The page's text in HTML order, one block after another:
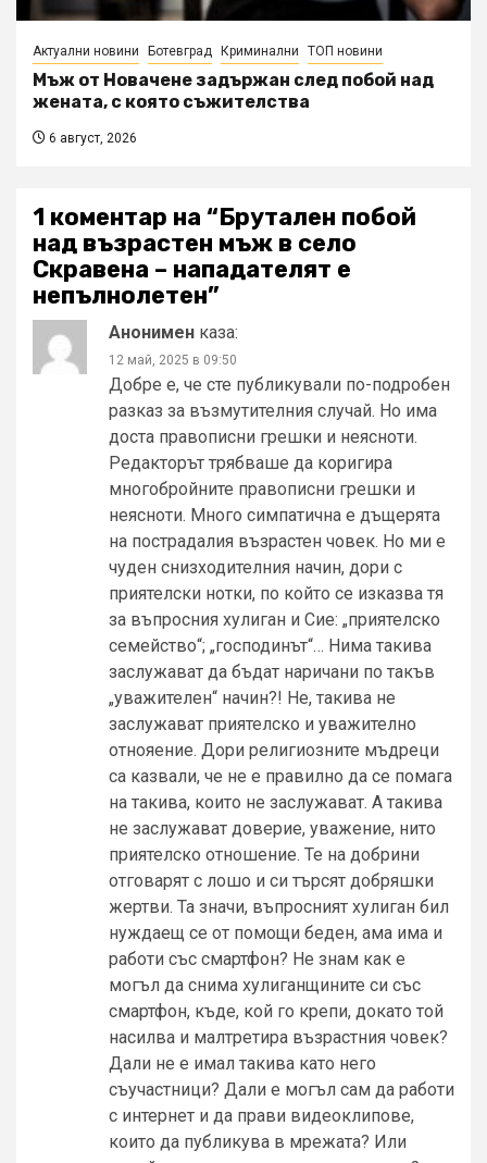
Актуални новини Ботевград Криминални ТОП новини
Мъж от Новачене задържан след побой над
жената, с която съжителства
6 август, 2026
1 коментар на “Брутален побой
над възрастен мъж в село
Скравена – нападателят е
непълнолетен”
Анонимен каза:
12 май, 2025 в 09:50
Добре е, че сте публикували по-подробен
разказ за възмутителния случай. Но има
доста правописни грешки и неясноти.
Редакторът трябваше да коригира
многобройните правописни грешки и
неясноти. Много симпатична е дъщерята
на пострадалия възрастен човек. Но ми е
чуден снизходителния начин, дори с
приятелски нотки, по който се изказва тя
за въпросния хулиган и Сие: „приятелско
семейство“; „господинът“… Нима такива
заслужават да бъдат наричани по такъв
„уважителен“ начин?! Не, такива не
заслужават приятелско и уважително
отнояение. Дори религиозните мъдреци
са казвали, че не е правилно да се помага
на такива, които не заслужават. А такива
не заслужават доверие, уважение, нито
приятелско отношение. Те на добрини
отговарят с лошо и си търсят добряшки
жертви. Та значи, въпросният хулиган бил
нуждаещ се от помощи беден, ама има и
работи със смартфон? Не знам как е
могъл да снима хулиганщините си със
смартфон, къде, кой го крепи, докато той
насилва и малтретира възрастния човек?
Дали не е имал такива като него
съучастници? Дали е могъл сам да работи
с интернет и да прави видеоклипове,
които да публикува в мрежата? Или